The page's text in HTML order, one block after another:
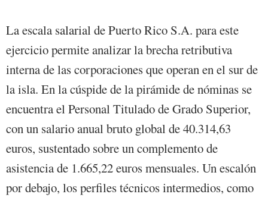
La escala salarial de Puerto Rico S.A. para este
ejercicio permite analizar la brecha retributiva
interna de las corporaciones que operan en el sur de
la isla. En la cúspide de la pirámide de nóminas se
encuentra el Personal Titulado de Grado Superior,
con un salario anual bruto global de 40.314,63
euros, sustentado sobre un complemento de
asistencia de 1.665,22 euros mensuales. Un escalón
por debajo, los perfiles técnicos intermedios, como